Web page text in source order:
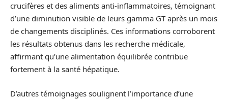
crucifères et des aliments anti-inflammatoires, témoignant
d’une diminution visible de leurs gamma GT après un mois
de changements disciplinés. Ces informations corroborent
les résultats obtenus dans les recherche médicale,
affirmant qu’une alimentation équilibrée contribue
fortement à la santé hépatique.
D’autres témoignages soulignent l’importance d’une